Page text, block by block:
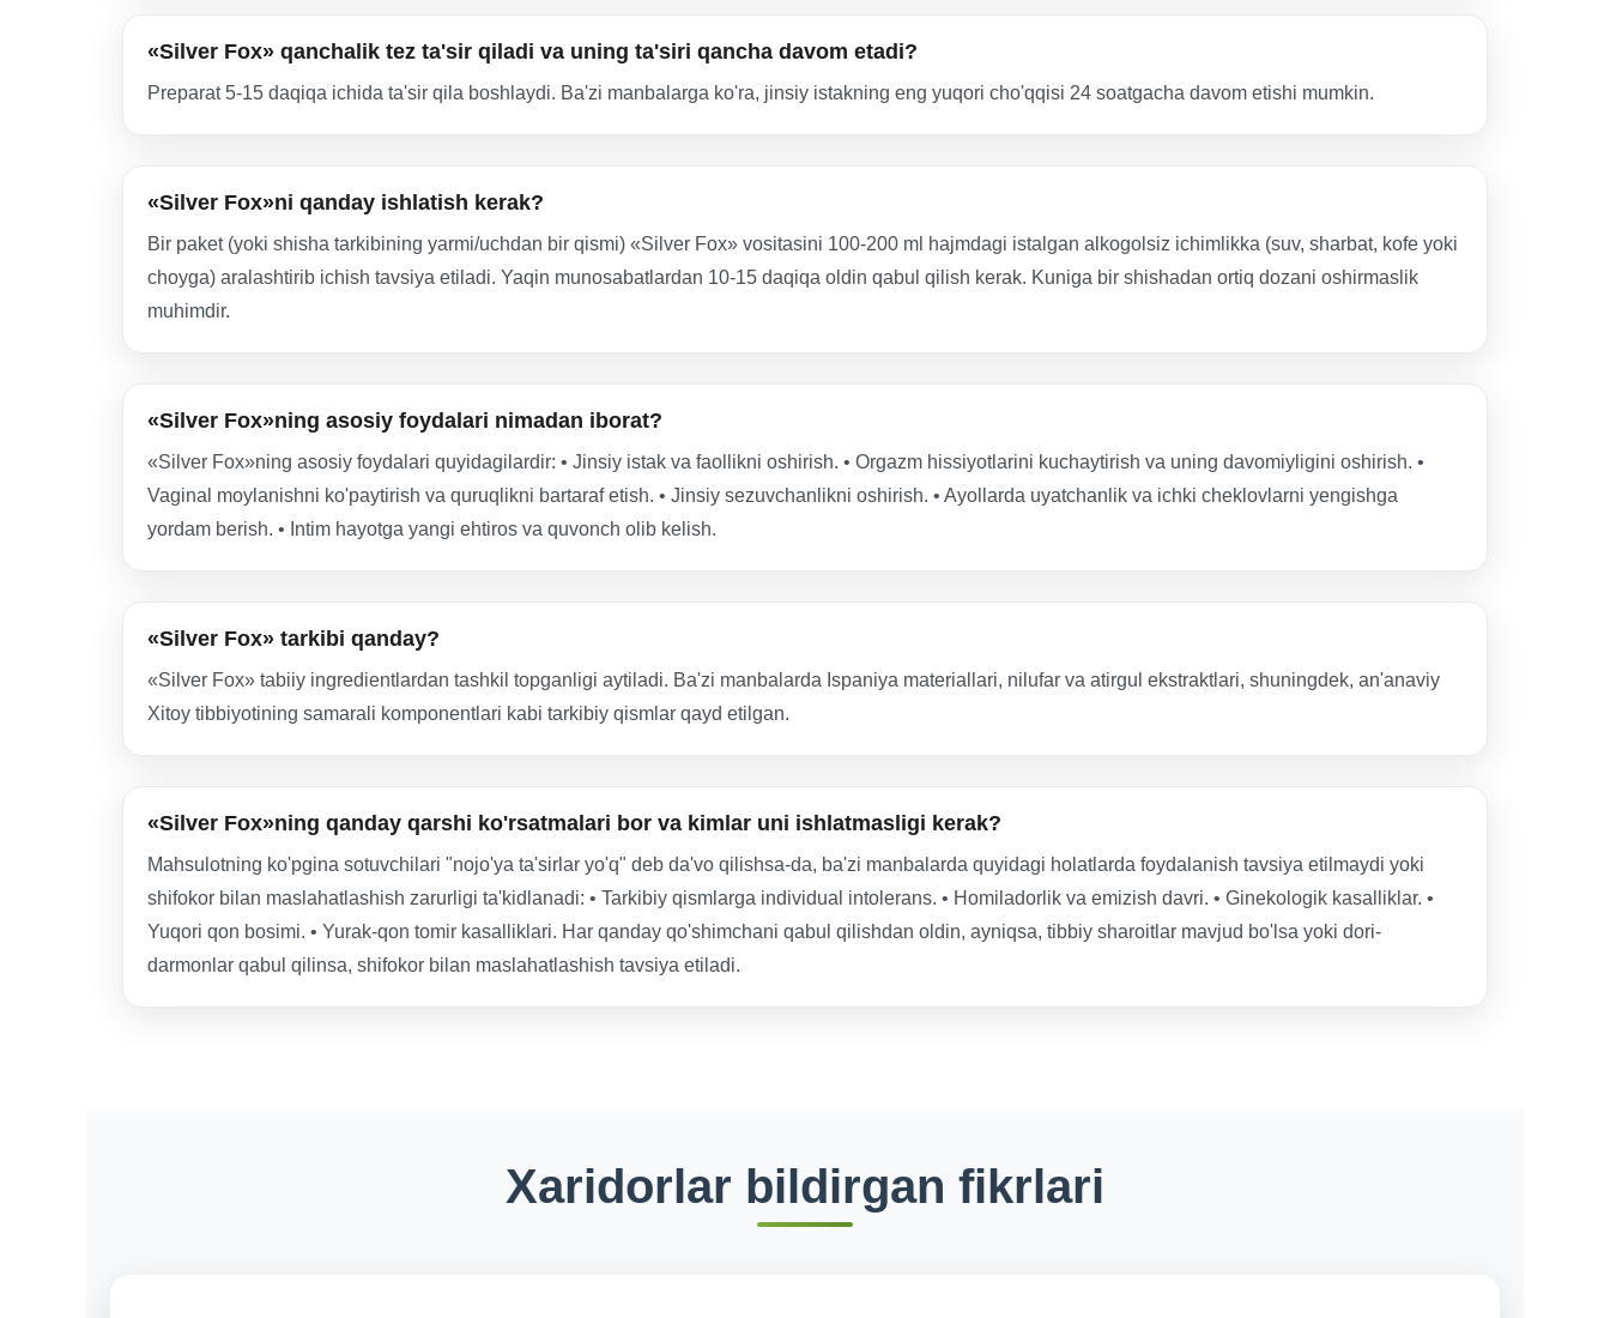
«Silver Fox» qanchalik tez ta'sir qiladi va uning ta'siri qancha davom etadi?
Preparat 5-15 daqiqa ichida ta'sir qila boshlaydi. Ba'zi manbalarga ko'ra, jinsiy istakning eng yuqori cho'qqisi 24 soatgacha davom etishi mumkin.
«Silver Fox»ni qanday ishlatish kerak?
Bir paket (yoki shisha tarkibining yarmi/uchdan bir qismi) «Silver Fox» vositasini 100-200 ml hajmdagi istalgan alkogolsiz ichimlikka (suv, sharbat, kofe yoki
choyga) aralashtirib ichish tavsiya etiladi. Yaqin munosabatlardan 10-15 daqiqa oldin qabul qilish kerak. Kuniga bir shishadan ortiq dozani oshirmaslik
muhimdir.
«Silver Fox»ning asosiy foydalari nimadan iborat?
«Silver Fox»ning asosiy foydalari quyidagilardir: • Jinsiy istak va faollikni oshirish. • Orgazm hissiyotlarini kuchaytirish va uning davomiyligini oshirish. •
Vaginal moylanishni ko'paytirish va quruqlikni bartaraf etish. • Jinsiy sezuvchanlikni oshirish. • Ayollarda uyatchanlik va ichki cheklovlarni yengishga
yordam berish. • Intim hayotga yangi ehtiros va quvonch olib kelish.
«Silver Fox» tarkibi qanday?
«Silver Fox» tabiiy ingredientlardan tashkil topganligi aytiladi. Ba'zi manbalarda Ispaniya materiallari, nilufar va atirgul ekstraktlari, shuningdek, an'anaviy
Xitoy tibbiyotining samarali komponentlari kabi tarkibiy qismlar qayd etilgan.
«Silver Fox»ning qanday qarshi ko'rsatmalari bor va kimlar uni ishlatmasligi kerak?
Mahsulotning ko'pgina sotuvchilari "nojo'ya ta'sirlar yo'q" deb da'vo qilishsa-da, ba'zi manbalarda quyidagi holatlarda foydalanish tavsiya etilmaydi yoki
shifokor bilan maslahatlashish zarurligi ta'kidlanadi: • Tarkibiy qismlarga individual intolerans. • Homiladorlik va emizish davri. • Ginekologik kasalliklar. •
Yuqori qon bosimi. • Yurak-qon tomir kasalliklari. Har qanday qo'shimchani qabul qilishdan oldin, ayniqsa, tibbiy sharoitlar mavjud bo'lsa yoki dori-
darmonlar qabul qilinsa, shifokor bilan maslahatlashish tavsiya etiladi.
Xaridorlar bildirgan fikrlari